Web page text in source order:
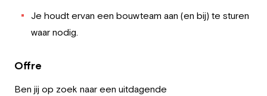
Je houdt ervan een bouwteam aan (en bij) te sturen
waar nodig.
Offre
Ben jij op zoek naar een uitdagende